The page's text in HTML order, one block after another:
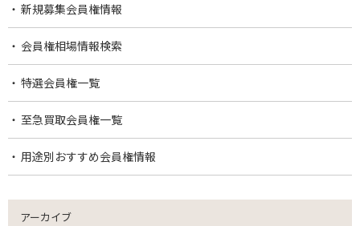
新規募集会員権情報
会員権相場情報検索
特選会員権一覧
至急買取会員権一覧
用途別おすすめ会員権情報
アーカイブ